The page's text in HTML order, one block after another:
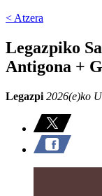
< Atzera
Legazpiko
Antigona +
Legazpi 2026(e)ko